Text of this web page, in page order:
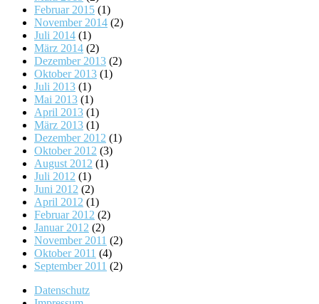
Februar 2015 (1)
November 2014 (2)
Juli 2014 (1)
März 2014 (2)
Dezember 2013 (2)
Oktober 2013 (1)
Juli 2013 (1)
Mai 2013 (1)
April 2013 (1)
März 2013 (1)
Dezember 2012 (1)
Oktober 2012 (3)
August 2012 (1)
Juli 2012 (1)
Juni 2012 (2)
April 2012 (1)
Februar 2012 (2)
Januar 2012 (2)
November 2011 (2)
Oktober 2011 (4)
September 2011 (2)
Datenschutz